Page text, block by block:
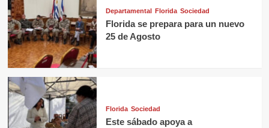
Departamental Florida Sociedad
Florida se prepara para un nuevo
25 de Agosto
Florida Sociedad
Este sábado apoya a